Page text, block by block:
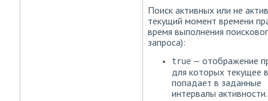
Поиск активных или не
текущий момент времени
время выполнения
запроса):
true — отображение
для которых текущее
попадает в заданные
интервалы активности.